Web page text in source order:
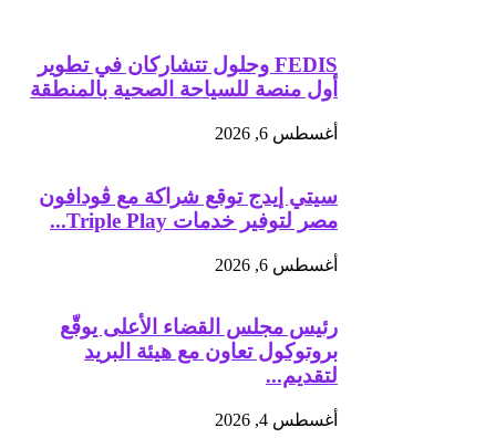
FEDIS وحلول تتشاركان في تطوير
أول منصة للسياحة الصحية بالمنطقة
أغسطس 6, 2026
سيتي إيدج توقع شراكة مع ڤودافون
مصر لتوفير خدمات Triple Play...
أغسطس 6, 2026
رئيس مجلس القضاء الأعلى يوقّع
بروتوكول تعاون مع هيئة البريد
لتقديم...
أغسطس 4, 2026